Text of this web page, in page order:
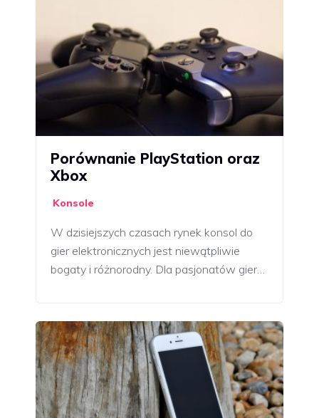
Porównanie PlayStation oraz
Xbox
Konsole
W dzisiejszych czasach rynek konsol do
gier elektronicznych jest niewątpliwie
bogaty i różnorodny. Dla pasjonatów gier…